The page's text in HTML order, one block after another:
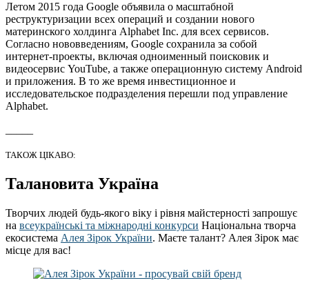
Летом 2015 года Google объявила о масштабной
реструктуризации всех операций и создании нового
материнского холдинга Alphabet Inc. для всех сервисов.
Согласно нововведениям, Google сохранила за собой
интернет-проекты, включая одноименный поисковик и
видеосервис YouTube, а также операционную систему Android
и приложения. В то же время инвестиционное и
исследовательское подразделения перешли под управление
Alphabet.
ТАКОЖ ЦІКАВО:
Талановита Україна
Творчих людей будь-якого віку і рівня майстерності запрошує
на всеукраїнські та міжнародні конкурси Національна творча
екосистема Алея Зірок України. Маєте талант? Алея Зірок має
місце для вас!